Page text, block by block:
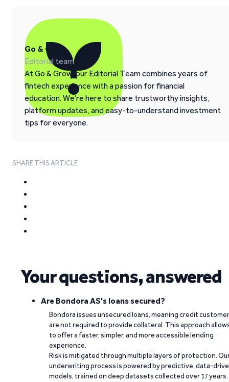
Go & Grow
Editorial team
At Go & Grow, our Editorial Team combines years of
fintech experience with a passion for financial
education. We’re here to share trustworthy insights,
platform updates, and easy-to-understand investment
tips for everyone.
SHARE THIS ARTICLE
Your questions, answered
Are Bondora AS's loans secured?
Bondora issues unsecured loans, meaning credit
are not required to provide collateral. This approach
to offer a faster, simpler, and more accessible lending
experience.
Risk is mitigated through multiple layers of protection.
underwriting process is powered by predictive, data-
models, trained on deep datasets collected over 17 years.